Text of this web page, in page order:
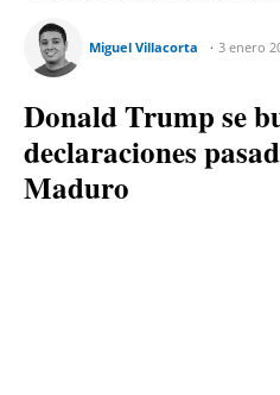
Miguel Villacorta 3 enero
Donald Trump se
declaraciones
Maduro